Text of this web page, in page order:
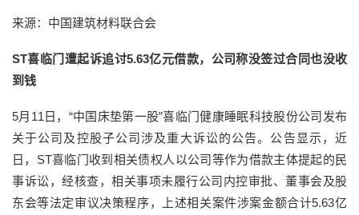
来源：中国建筑材料联合会
ST喜临门遭起诉追讨5.63亿元借款，公司称没签过合同也没收
到钱
5月11日，“中国床垫第一股”喜临门健康睡眠科技股份公司发布
关于公司及控股子公司涉及重大诉讼的公告。公告显示，近
日，ST喜临门收到相关债权人以公司等作为借款主体提起的民
事诉讼，经核查，相关事项未履行公司内控审批、董事会及股
东会等法定审议决策程序，上述相关案件涉案金额合计5.63亿